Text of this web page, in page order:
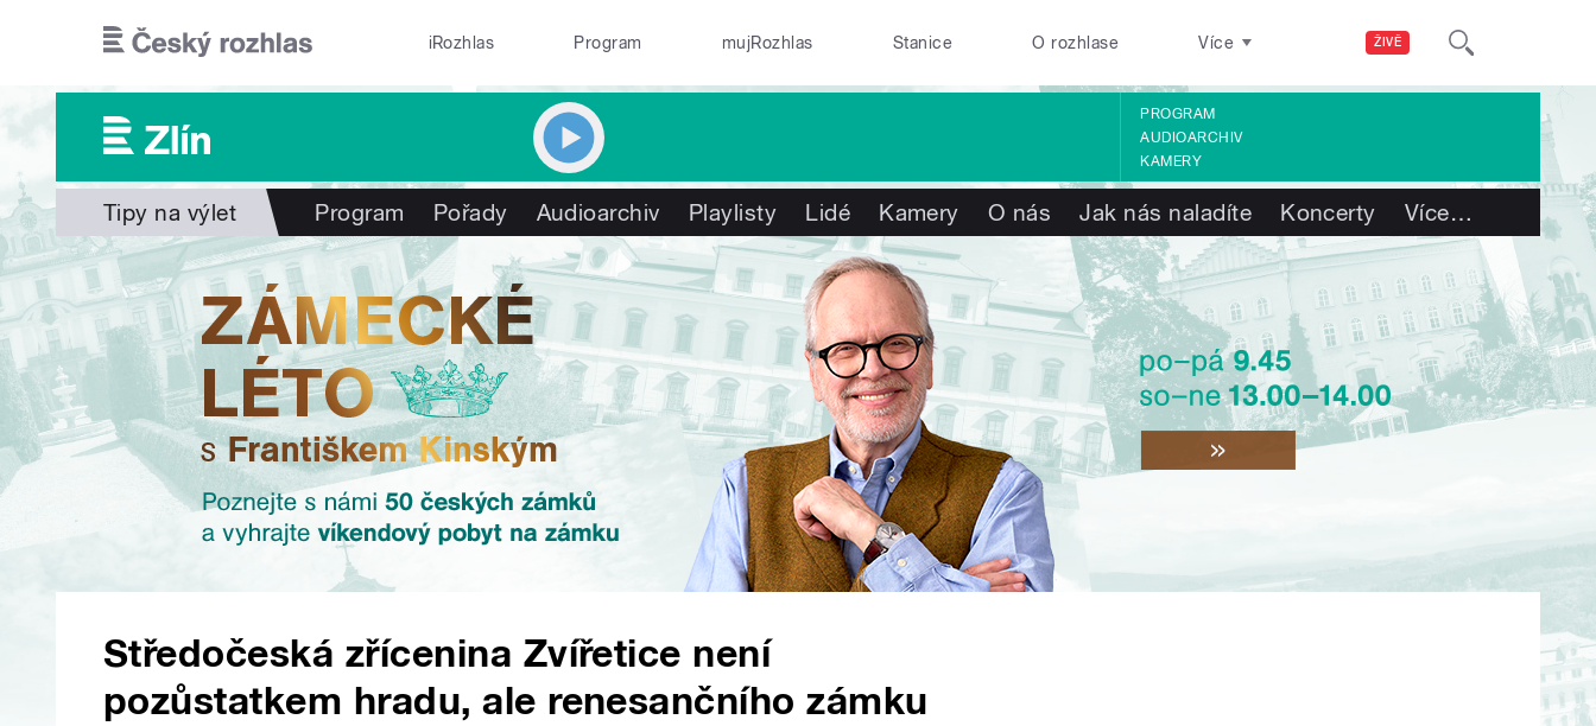
ŽIVĚ
iRozhlas Program mujRozhlas Stanice O rozhlase Více
PROGRAM
AUDIOARCHIV
KAMERY
Tipy na výlet Program Pořady Audioarchiv Playlisty Lidé Kamery O nás Jak nás naladíte Koncerty Více…
Středočeská zřícenina Zvířetice není
pozůstatkem hradu, ale renesančního zámku